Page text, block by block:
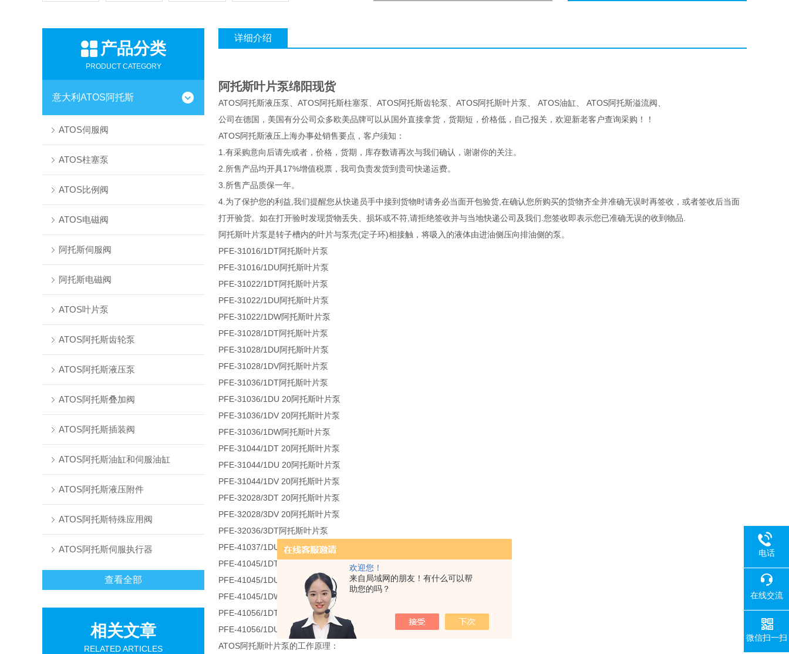
欢迎您！
来自局域网的朋友！有什么可以帮
助您的吗？
产品分类
PRODUCT CATEGORY
意大利ATOS阿托斯
ATOS伺服阀
ATOS柱塞泵
ATOS比例阀
ATOS电磁阀
阿托斯伺服阀
阿托斯电磁阀
ATOS叶片泵
ATOS阿托斯齿轮泵
ATOS阿托斯液压泵
ATOS阿托斯叠加阀
ATOS阿托斯插装阀
ATOS阿托斯油缸和伺服油缸
ATOS阿托斯液压附件
ATOS阿托斯特殊应用阀
ATOS阿托斯伺服执行器
查看全部
相关文章
RELATED ARTICLES
详细介绍
阿托斯叶片泵绵阳现货
ATOS阿托斯液压泵、ATOS阿托斯柱塞泵、ATOS阿托斯齿轮泵、ATOS阿托斯叶片泵、 ATOS油缸、 ATOS阿托斯溢流阀、
公司在德国，美国有分公司众多欧美品牌可以从国外直接拿货，货期短，价格低，自己报关，欢迎新老客户查询采购！！
ATOS阿托斯液压上海办事处销售要点，客户须知：
1.有采购意向后请先或者，价格，货期，库存数请再次与我们确认，谢谢你的关注。
2.所售产品均开具17%增值税票，我司负责发货到贵司快递运费。
3.所售产品质保一年。
4.为了保护您的利益,我们提醒您从快递员手中接到货物时请务必当面开包验货,在确认您所购买的货物齐全并准确无误时再签收，或者签收后当面
打开验货。如在打开验时发现货物丢失、损坏或不符,请拒绝签收并与当地快递公司及我们.您签收即表示您已准确无误的收到物品.
阿托斯叶片泵是转子槽内的叶片与泵壳(定子环)相接触，将吸入的液体由进油侧压向排油侧的泵。
PFE-31016/1DT阿托斯叶片泵
PFE-31016/1DU阿托斯叶片泵
PFE-31022/1DT阿托斯叶片泵
PFE-31022/1DU阿托斯叶片泵
PFE-31022/1DW阿托斯叶片泵
PFE-31028/1DT阿托斯叶片泵
PFE-31028/1DU阿托斯叶片泵
PFE-31028/1DV阿托斯叶片泵
PFE-31036/1DT阿托斯叶片泵
PFE-31036/1DU 20阿托斯叶片泵
PFE-31036/1DV 20阿托斯叶片泵
PFE-31036/1DW阿托斯叶片泵
PFE-31044/1DT 20阿托斯叶片泵
PFE-31044/1DU 20阿托斯叶片泵
PFE-31044/1DV 20阿托斯叶片泵
PFE-32028/3DT 20阿托斯叶片泵
PFE-32028/3DV 20阿托斯叶片泵
PFE-32036/3DT阿托斯叶片泵
PFE-41037/1DU 20阿托斯叶片泵
PFE-41045/1DT阿托斯叶片泵
PFE-41045/1DU 20阿托斯叶片泵
PFE-41045/1DW 20阿托斯叶片泵
PFE-41056/1DT阿托斯叶片泵
PFE-41056/1DU 20阿托斯叶片泵
ATOS阿托斯叶片泵的工作原理：
电话
在线交流
微信扫一扫